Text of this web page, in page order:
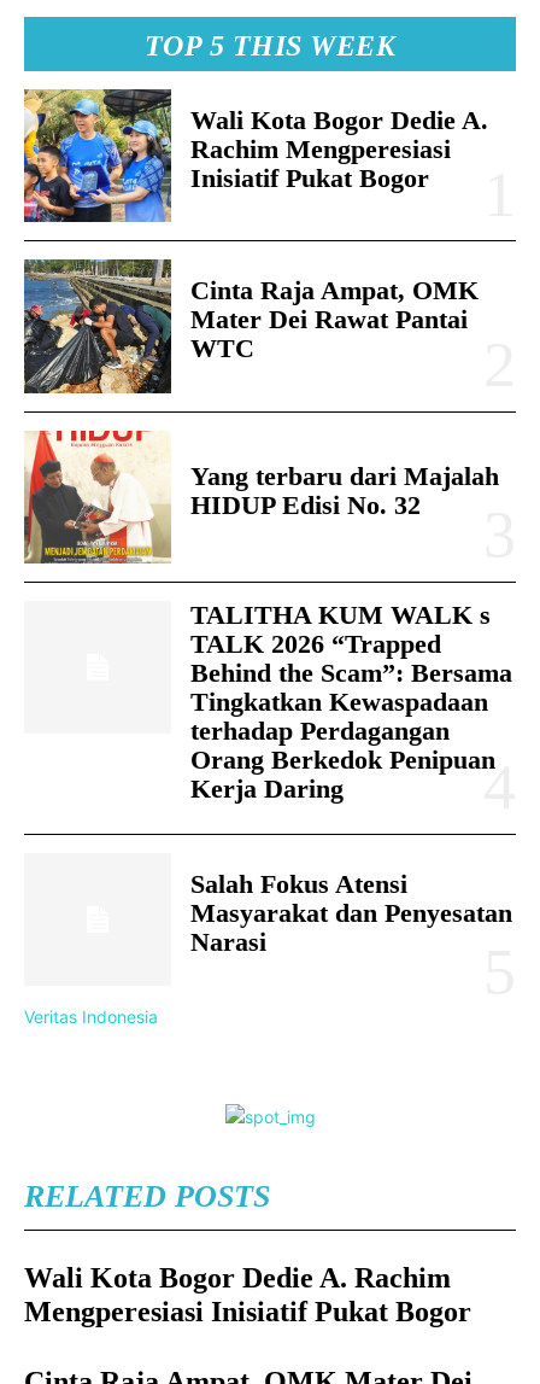
TOP 5 THIS WEEK
Wali Kota Bogor Dedie A.
Rachim Mengperesiasi
Inisiatif Pukat Bogor
Cinta Raja Ampat, OMK
Mater Dei Rawat Pantai
WTC
Yang terbaru dari Majalah
HIDUP Edisi No. 32
TALITHA KUM WALK s
TALK 2026 “Trapped
Behind the Scam”: Bersama
Tingkatkan Kewaspadaan
terhadap Perdagangan
Orang Berkedok Penipuan
Kerja Daring
Salah Fokus Atensi
Masyarakat dan Penyesatan
Narasi
Veritas Indonesia
RELATED POSTS
Wali Kota Bogor Dedie A. Rachim
Mengperesiasi Inisiatif Pukat Bogor